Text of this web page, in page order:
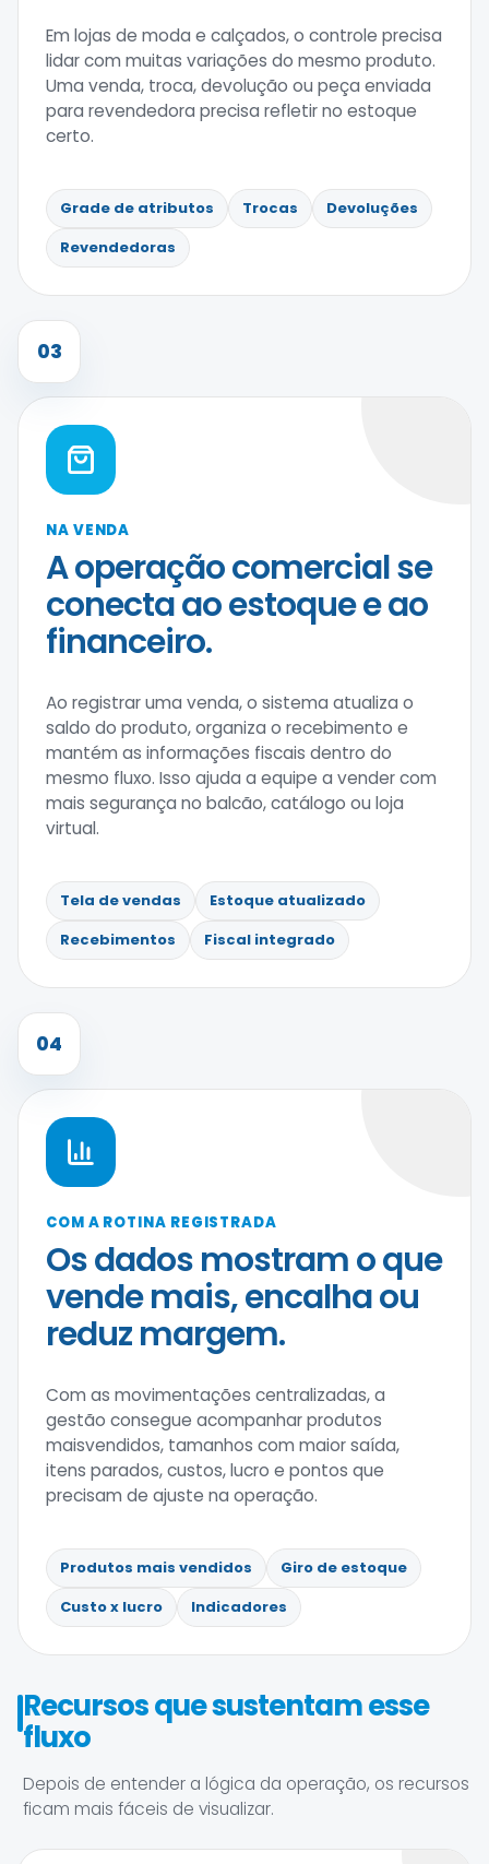
Em lojas de moda e calçados, o controle precisa
lidar com muitas variações do mesmo produto.
Uma venda, troca, devolução ou peça enviada
para revendedora precisa refletir no estoque
certo.
Grade de atributos Trocas
Devoluções
Revendedoras
03
NA VENDA
A operação comercial se
conecta ao estoque e ao
financeiro.
Ao registrar uma venda, o sistema atualiza o
saldo do produto, organiza o recebimento e
mantém as informações fiscais dentro do
mesmo fluxo. Isso ajuda a equipe a vender com
mais segurança no balcão, catálogo ou loja
virtual.
Tela de vendas
Estoque atualizado
Recebimentos
Fiscal integrado
04
COM A ROTINA REGISTRADA
Os dados mostram o que
vende mais, encalha ou
reduz margem.
Com as movimentações centralizadas, a
gestão consegue acompanhar produtos
maisvendidos, tamanhos com maior saída,
itens parados, custos, lucro e pontos que
precisam de ajuste na operação.
Produtos mais vendidos
Giro de estoque
Custo x lucro
Indicadores
Recursos que sustentam esse
fluxo
Depois de entender a lógica da operação, os recursos
ficam mais fáceis de visualizar.